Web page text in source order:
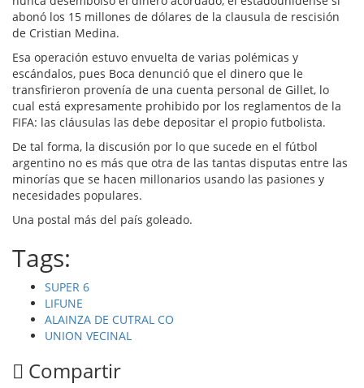
abonó los 15 millones de dólares de la clausula de rescisión
de Cristian Medina.
Esa operación estuvo envuelta de varias polémicas y
escándalos, pues Boca denunció que el dinero que le
transfirieron provenía de una cuenta personal de Gillet, lo
cual está expresamente prohibido por los reglamentos de la
FIFA: las cláusulas las debe depositar el propio futbolista.
De tal forma, la discusión por lo que sucede en el fútbol
argentino no es más que otra de las tantas disputas entre las
minorías que se hacen millonarios usando las pasiones y
necesidades populares.
Una postal más del país goleado.
Tags:
SUPER 6
LIFUNE
ALAINZA DE CUTRAL CO
UNION VECINAL
Compartir